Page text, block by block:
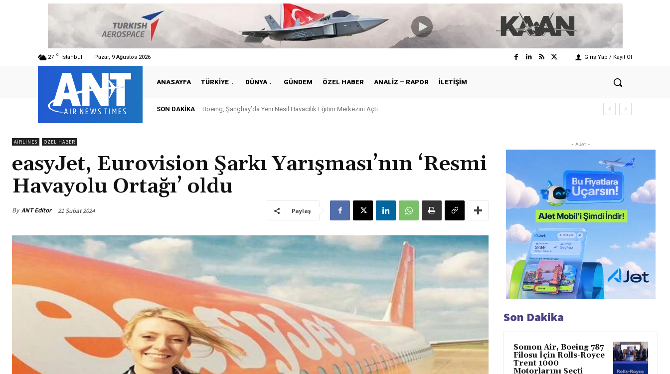
27 C İstanbul Pazar, 9 Ağustos 2026 Giriş Yap / Kayıt Ol
ANASAYFA TÜRKIYE DÜNYA GÜNDEM ÖZEL HABER ANALIZ – RAPOR İLETIŞIM
SON DAKIKABoeing, Şanghay’da Yeni Nesil Havacılık Eğitim Merkezini Açtı
Türkiye ile Vietnam Arasında Hava Ulaştırmasında Yeni Dönem
AIRLINES ÖZEL HABER
easyJet, Eurovision Şarkı Yarışması’nın ‘Resmi
Havayolu Ortağı’ oldu
By ANT Editor 21 Şubat 2024 Paylaş
- AJet -
Son Dakika
Somon Air, Boeing 787
Filosu İçin Rolls-Royce
Trent 1000
Motorlarını Seçti